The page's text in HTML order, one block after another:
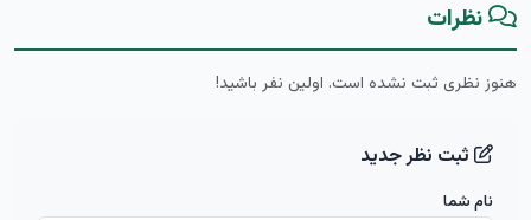
نظرات
هنوز نظری ثبت نشده است. اولین نفر باشید!
ثبت نظر جدید
نام شما